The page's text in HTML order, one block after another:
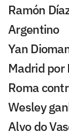
Ramón
Argentino
Yan
Madrid por
Roma
Wesley
Alvo do